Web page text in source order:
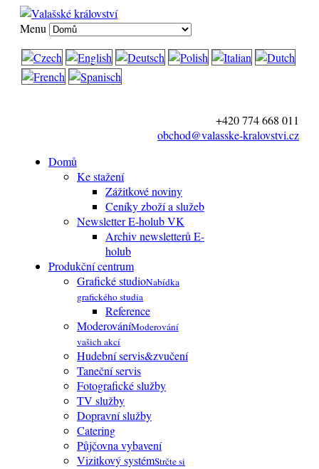
Menu
+420 774 668 011
obchod@valasske-kralovstvi.cz
Domů
Ke stažení
Zážitkové noviny
Ceníky zboží a služeb
Newsletter E-holub VK
Archiv newsletterů E-
holub
Produkční centrum
Grafické studioNabídka
grafického studia
Reference
ModerováníModerování
vašich akcí
Hudební servis&zvučení
Taneční servis
Fotografické služby
TV služby
Dopravní služby
Catering
Půjčovna vybavení
Vizitkový systémStrčte si